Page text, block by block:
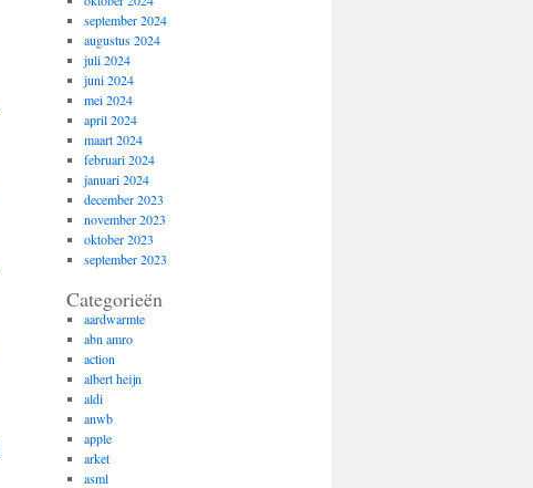
september 2024
augustus 2024
juli 2024
juni 2024
mei 2024
april 2024
maart 2024
februari 2024
januari 2024
december 2023
november 2023
oktober 2023
september 2023
Categorieën
aardwarmte
abn amro
action
albert heijn
aldi
anwb
apple
arket
asml